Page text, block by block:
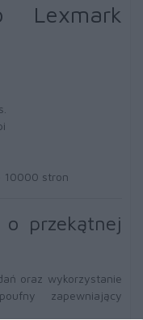
Lexmark
10000 stron
o przekątnej
oraz wykorzystanie
zapewniający